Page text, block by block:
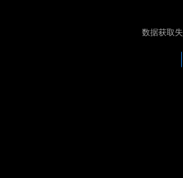
数据获取